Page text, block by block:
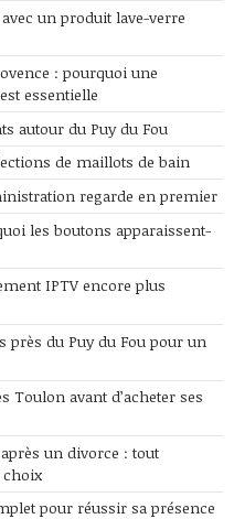
un produit lave-verre
: pourquoi une
essentielle
autour du Puy du Fou
de maillots de bain
regarde en premier
les boutons apparaissent-
IPTV encore plus
près du Puy du Fou pour un
Toulon avant d’acheter ses
un divorce : tout
pour réussir sa présence